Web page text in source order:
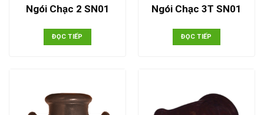
Ngói Chạc 2 SN01
ĐỌC TIẾP
Ngói Chạc 3T SN01
ĐỌC TIẾP